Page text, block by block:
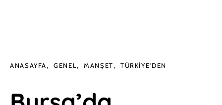
ANASAYFA GENEL MANŞET TÜRKIYE'DEN